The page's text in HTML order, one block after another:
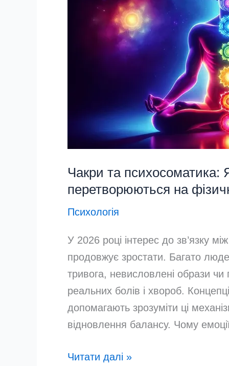
Чакри та психосоматика:
перетворюються на
Психологія
У 2026 році інтерес до зв’язку
продовжує зростати. Багато
тривога, невисловлені образи чи
реальних болів і хвороб.
допомагають зрозуміти ці
відновлення балансу. Чому
Чакри
Читати далі »